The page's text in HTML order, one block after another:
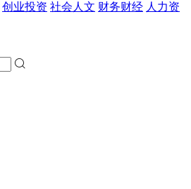
创业投资 社会人文 财务财经 人力资